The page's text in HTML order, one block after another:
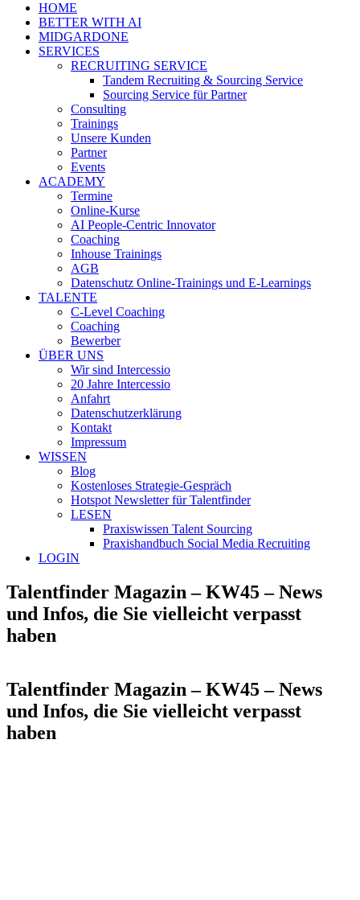
HOME
BETTER WITH AI
MIDGARDONE
SERVICES
RECRUITING SERVICE
Tandem Recruiting & Sourcing Service
Sourcing Service für Partner
Consulting
Trainings
Unsere Kunden
Partner
Events
ACADEMY
Termine
Online-Kurse
AI People-Centric Innovator
Coaching
Inhouse Trainings
AGB
Datenschutz Online-Trainings und E-Learnings
TALENTE
C-Level Coaching
Coaching
Bewerber
ÜBER UNS
Wir sind Intercessio
20 Jahre Intercessio
Anfahrt
Datenschutzerklärung
Kontakt
Impressum
WISSEN
Blog
Kostenloses Strategie-Gespräch
Hotspot Newsletter für Talentfinder
LESEN
Praxiswissen Talent Sourcing
Praxishandbuch Social Media Recruiting
LOGIN
Talentfinder Magazin – KW45 – News
und Infos, die Sie vielleicht verpasst
haben
Talentfinder Magazin – KW45 – News
und Infos, die Sie vielleicht verpasst
haben